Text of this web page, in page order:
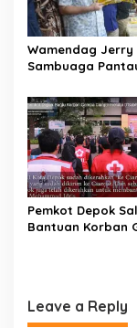
Wamendag Jerry
Sambuaga
Ketersediaan
dan Harga
Pemkot Depok
Bantuan Korban
Leave a Reply